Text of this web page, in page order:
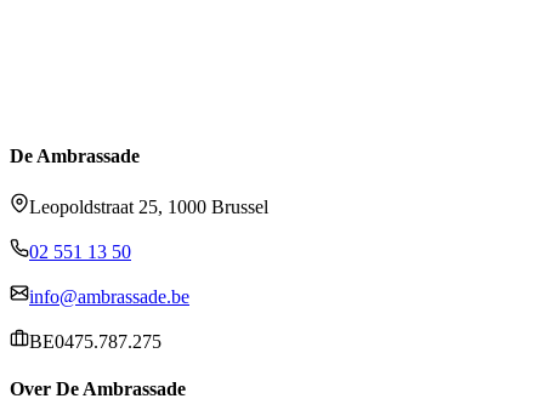
De Ambrassade
Leopoldstraat 25, 1000 Brussel
02 551 13 50
info@ambrassade.be
BE0475.787.275
Over De Ambrassade